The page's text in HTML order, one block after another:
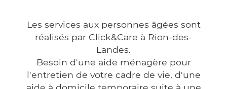
Les services aux personnes âgées sont
réalisés par Click&Care à Rion-des-
Landes.
Besoin d'une aide ménagère pour
l'entretien de votre cadre de vie, d'une